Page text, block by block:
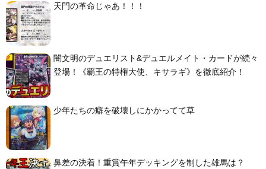
天門の革命じゃあ！！！
闇文明のデュエリスト&デュエルメイト・カードが続々
登場！《覇王の特権大使、キサラギ》を徹底紹介！
少年たちの癖を破壊しにかかってて草
鼻差の決着！重賞午年デッキングを制した雄馬は？